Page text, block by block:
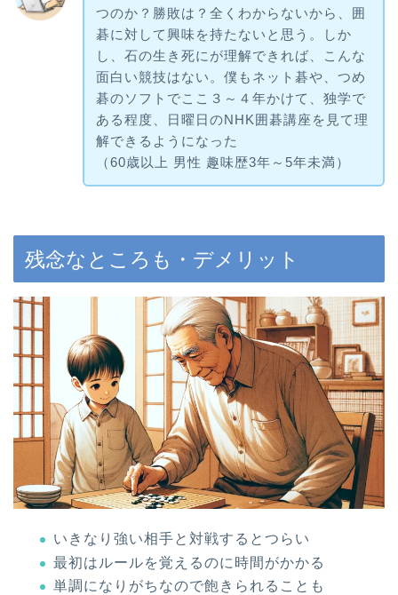
つのか？勝敗は？全くわからないから、囲
碁に対して興味を持たないと思う。しか
し、石の生き死にが理解できれば、こんな
面白い競技はない。僕もネット碁や、つめ
碁のソフトでここ３～４年かけて、独学で
ある程度、日曜日のNHK囲碁講座を見て理
解できるようになった
（60歳以上 男性 趣味歴3年～5年未満）
残念なところも・デメリット
いきなり強い相手と対戦するとつらい
最初はルールを覚えるのに時間がかかる
単調になりがちなので飽きられることも